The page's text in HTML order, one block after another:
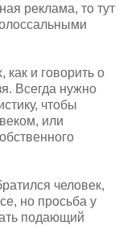
реклама, то тут
как и говорить о
Всегда нужно
чтобы
или
человек,
но просьба у
подающий